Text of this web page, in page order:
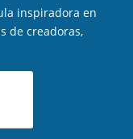
inspiradora en
de creadoras,